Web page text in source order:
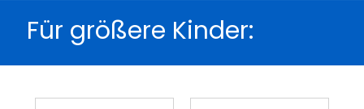
Für größere Kinder: